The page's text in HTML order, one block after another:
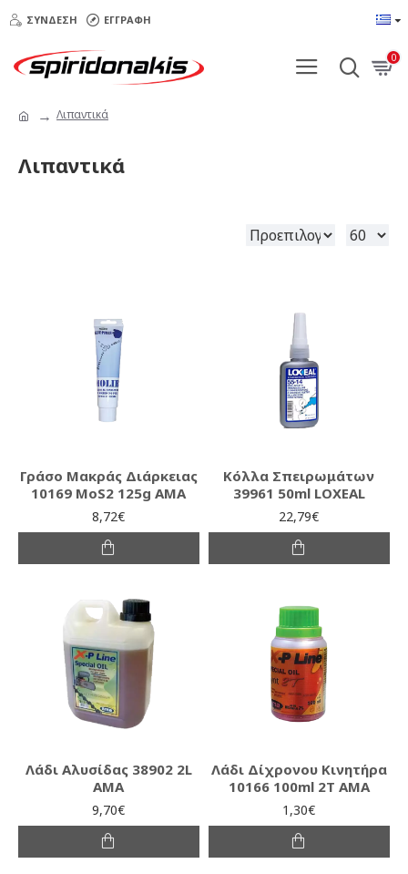
ΣΎΝΔΕΣΗ ΕΓΓΡΑΦΉ
0
Λιπαντικά
Λιπαντικά
Γράσο Μακράς Διάρκειας
10169 MoS2 125g AMA
8,72€
Κόλλα Σπειρωμάτων
39961 50ml LOXEAL
22,79€
Λάδι Αλυσίδας 38902 2L
AMA
9,70€
Λάδι Δίχρονου Κινητήρα
10166 100ml 2T AMA
1,30€